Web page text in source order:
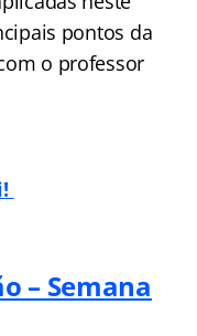
pontos da
o professor
– Semana